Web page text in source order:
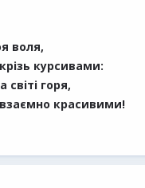
воля,
курсивами:
горя,
красивими!